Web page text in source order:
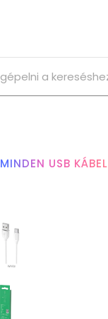
MINDEN USB KÁBEL